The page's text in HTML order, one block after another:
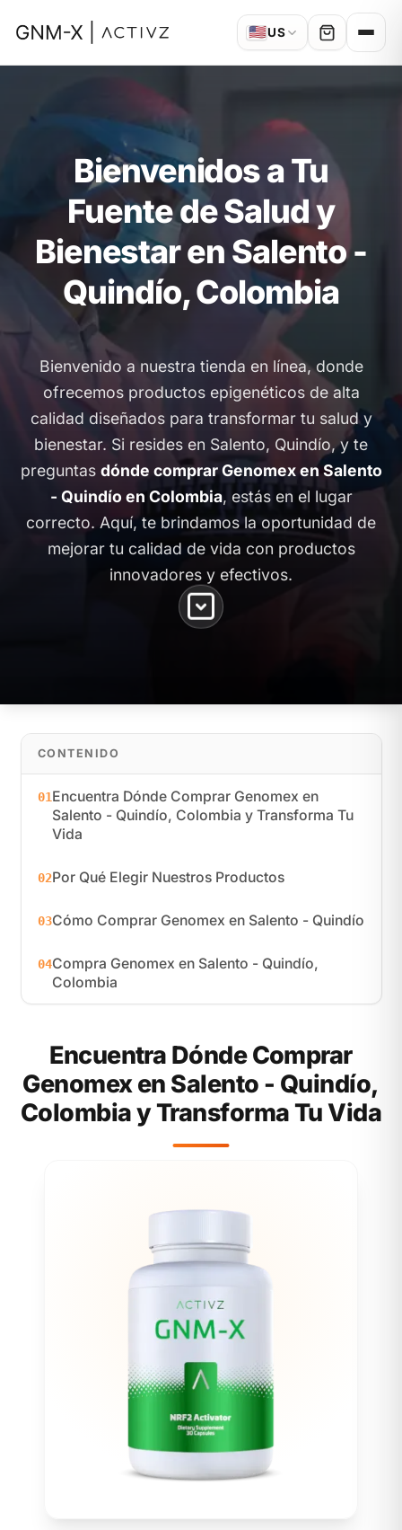
🇺🇸US
Bienvenidos a Tu
Fuente de Salud y
Bienestar en Salento -
Quindío, Colombia
Bienvenido a nuestra tienda en línea, donde
ofrecemos productos epigenéticos de alta
calidad diseñados para transformar tu salud y
bienestar. Si resides en Salento, Quindío, y te
preguntas dónde comprar Genomex en Salento
- Quindío en Colombia, estás en el lugar
correcto. Aquí, te brindamos la oportunidad de
mejorar tu calidad de vida con productos
innovadores y efectivos.
CONTENIDO
01Encuentra Dónde Comprar Genomex en
Salento - Quindío, Colombia y Transforma Tu
Vida
02Por Qué Elegir Nuestros Productos
03Cómo Comprar Genomex en Salento - Quindío
04Compra Genomex en Salento - Quindío,
Colombia
Encuentra Dónde Comprar
Genomex en Salento - Quindío,
Colombia y Transforma Tu Vida